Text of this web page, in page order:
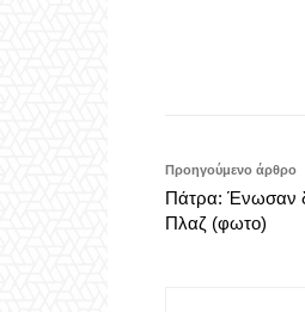
Πλαζ (φωτο)